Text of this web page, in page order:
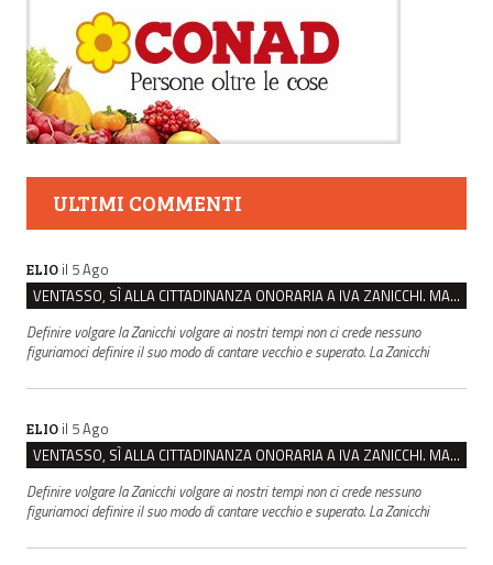
ULTIMI COMMENTI
ELIO il 5 Ago
VENTASSO, SÌ ALLA CITTADINANZA ONORARIA A IVA ZANICCHI. MA BARGIACCHI: “È DI PESSIMO GUSTO”
Definire volgare la Zanicchi volgare ai nostri tempi non ci crede nessuno
figuriamoci definire il suo modo di cantare vecchio e superato. La Zanicchi
ELIO il 5 Ago
VENTASSO, SÌ ALLA CITTADINANZA ONORARIA A IVA ZANICCHI. MA BARGIACCHI: “È DI PESSIMO GUSTO”
Definire volgare la Zanicchi volgare ai nostri tempi non ci crede nessuno
figuriamoci definire il suo modo di cantare vecchio e superato. La Zanicchi